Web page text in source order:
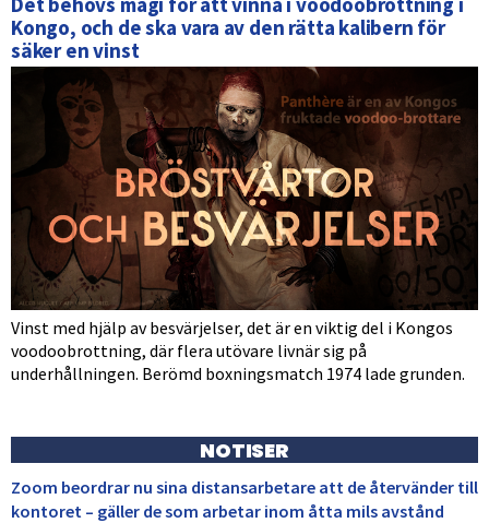
Kongo, och de ska vara av den rätta kalibern för
säker en vinst
Vinst med hjälp av besvärjelser, det är en viktig del i Kongos
voodoobrottning, där flera utövare livnär sig på
underhållningen. Berömd boxningsmatch 1974 lade grunden.
NOTISER
Zoom beordrar nu sina distansarbetare att de återvänder till
kontoret – gäller de som arbetar inom åtta mils avstånd